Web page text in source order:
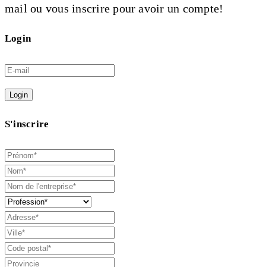
mail ou vous inscrire pour avoir un compte!
Login
Login
S'inscrire